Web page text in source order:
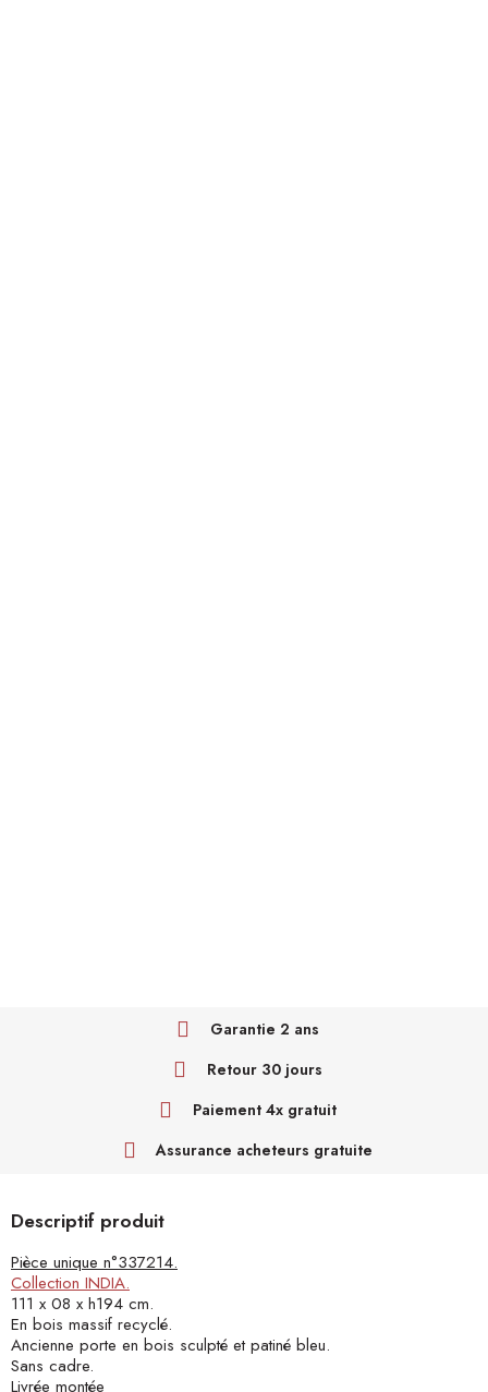
Garantie 2 ans
Retour 30 jours
Paiement 4x gratuit
Assurance acheteurs gratuite
Descriptif produit
Pièce unique n°337214.
Collection INDIA.
111 x 08 x h194 cm.
En bois massif recyclé.
Ancienne porte en bois sculpté et patiné bleu.
Sans cadre.
Livrée montée